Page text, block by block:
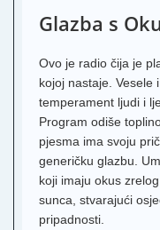
Glazba s
Ovo je radio čija je
kojoj nastaje. Vesele
temperament ljudi i
Program odiše
pjesma ima svoju
generičku glazbu.
koji imaju okus
sunca, stvarajući
pripadnosti.